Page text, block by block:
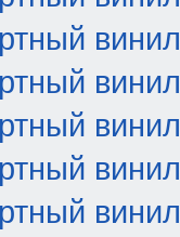
винил
винил
винил
винил
винил